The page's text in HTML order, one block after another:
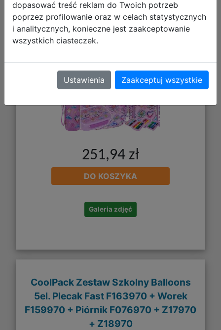
Worek F159970 + Piórnik F066970 +
Z17970 + Z18970
251,94 zł
DO KOSZYKA
Galeria zdjęć
CoolPack Zestaw Szkolny Balloons
5el. Plecak Fast F163970 + Worek
F159970 + Piórnik F076970 + Z17970
+ Z18970
dopasować treść reklam do Twoich potrzeb
poprzez profilowanie oraz w celach statystycznych
i analitycznych, konieczne jest zaakceptowanie
wszystkich ciasteczek.
Ustawienia Zaakceptuj wszystkie